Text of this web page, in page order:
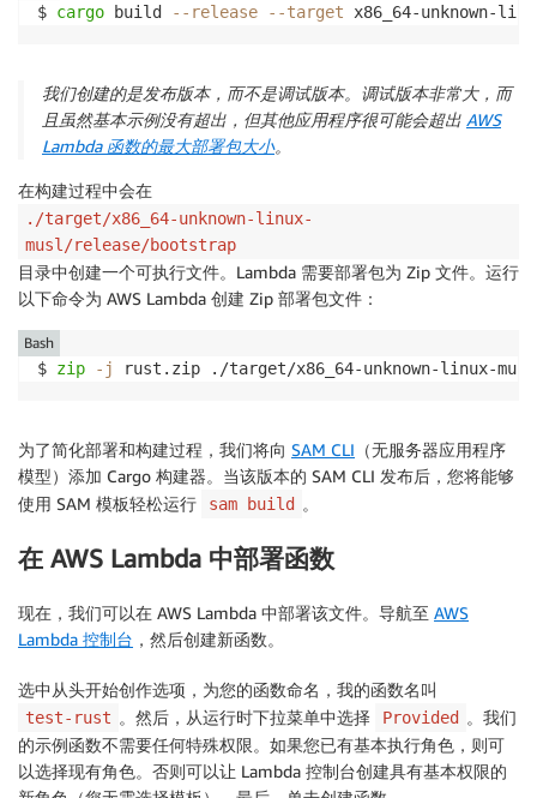
$ cargo build --release --target x86_64-unknown-
我们创建的是发布版本，而不是调试版本。调试版本非常大，而
且虽然基本示例没有超出，但其他应用程序很可能会超出 AWS
Lambda 函数的最大部署包大小。
在构建过程中会在
./target/x86_64-unknown-linux-
musl/release/bootstrap
目录中创建一个可执行文件。Lambda 需要部署包为 Zip 文件。运行
以下命令为 AWS Lambda 创建 Zip 部署包文件：
$ zip -j rust.zip ./target/x86_64-unknown-linux-
Bash
为了简化部署和构建过程，我们将向 SAM CLI （无服务器应用程序
模型）添加 Cargo 构建器。当该版本的 SAM CLI 发布后，您将能够
使用 SAM 模板轻松运行
sam build 。
在 AWS Lambda 中部署函数
现在，我们可以在 AWS Lambda 中部署该文件。导航至 AWS
Lambda 控制台 ，然后创建新函数。
选中 从头开始创作选项，为您的函数命名，我的函数名叫
test-rust 。然后，从运行时下拉菜单中选择 Provided
。我们
的示例函数不需要任何特殊权限。如果您已有基本执行角色，则可
以选择现有角色。否则可以让 Lambda 控制台创建具有基本权限的